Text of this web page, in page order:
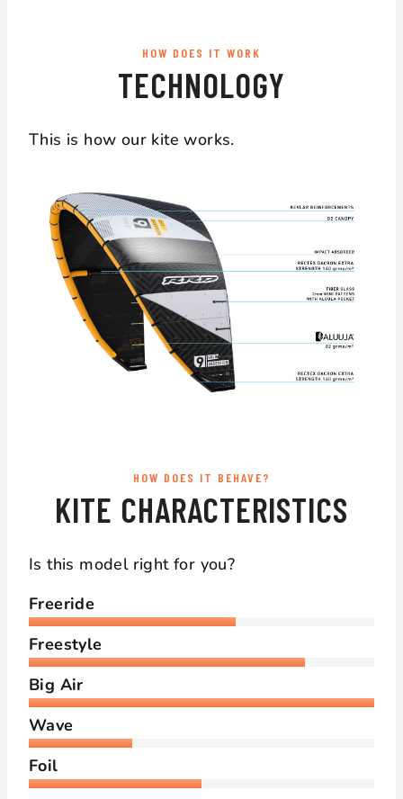
HOW DOES IT WORK
TECHNOLOGY
This is how our kite works.
HOW DOES IT BEHAVE?
KITE CHARACTERISTICS
Is this model right for you?
Freeride
Freestyle
Big Air
Wave
Foil